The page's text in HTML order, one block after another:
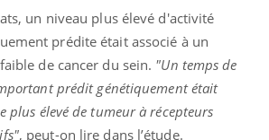
un niveau plus élevé d'activité
prédite était associé à un
de cancer du sein. "Un temps de
prédit génétiquement était
plus élevé de tumeur à récepteurs
, peut-on lire dans l’étude.